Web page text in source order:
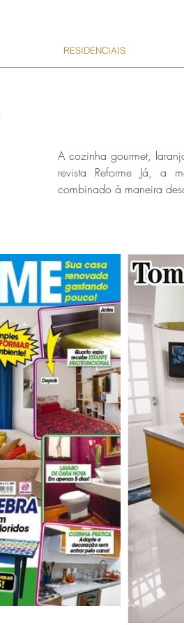
RESIDENCIAIS
A cozinha gourmet,
revista Reforme Já, a
combinado à maneira